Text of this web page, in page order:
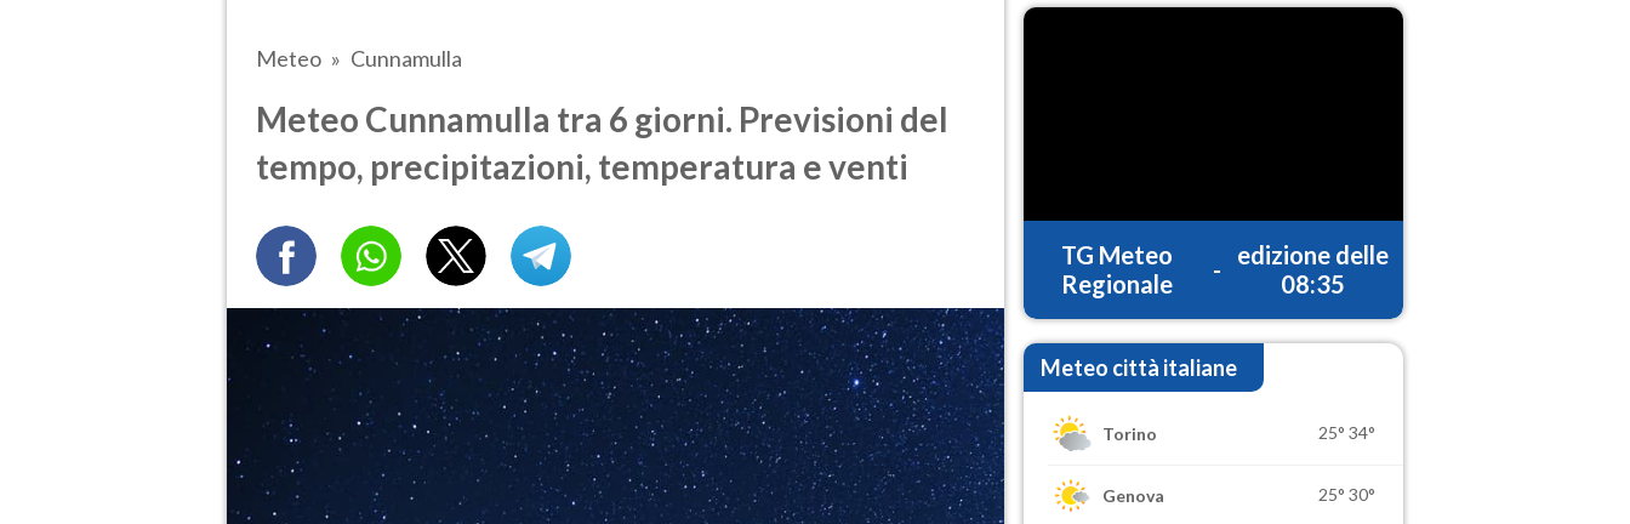
Meteo Cunnamulla
Meteo Cunnamulla tra 6 giorni. Previsioni del
tempo, precipitazioni, temperatura e venti
TG Meteo
Regionale
-
edizione delle
08:35
Meteo città italiane
Torino 25° 34°
Genova 25° 30°